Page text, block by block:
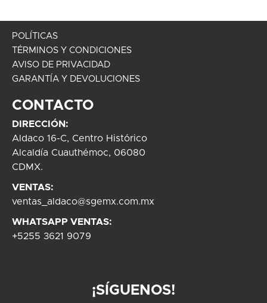
POLÍTICAS
TÉRMINOS Y CONDICIONES
AVISO DE PRIVACIDAD
GARANTÍA Y DEVOLUCIONES
CONTACTO
DIRECCIÓN:
Aldaco 16-C, Centro Histórico
Alcaldía Cuauthémoc, 06080
CDMX.
VENTAS:
ventas_aldaco@sgemx.com.mx
WHATSAPP VENTAS:
+5255 3621 9079
¡SÍGUENOS!